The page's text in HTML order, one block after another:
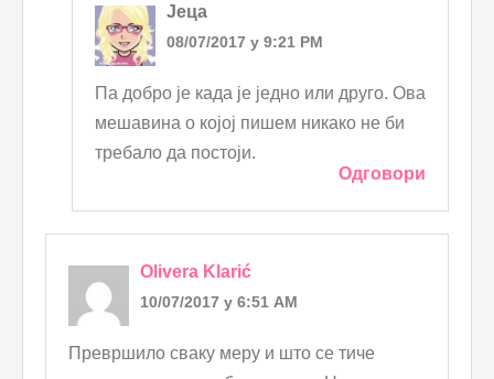
Јеца
08/07/2017 у 9:21 PM
Па добро је када је једно или друго. Ова
мешавина о којој пишем никако не би
требало да постоји.
Одговори
Olivera Klarić
10/07/2017 у 6:51 AM
Превршило сваку меру и што се тиче